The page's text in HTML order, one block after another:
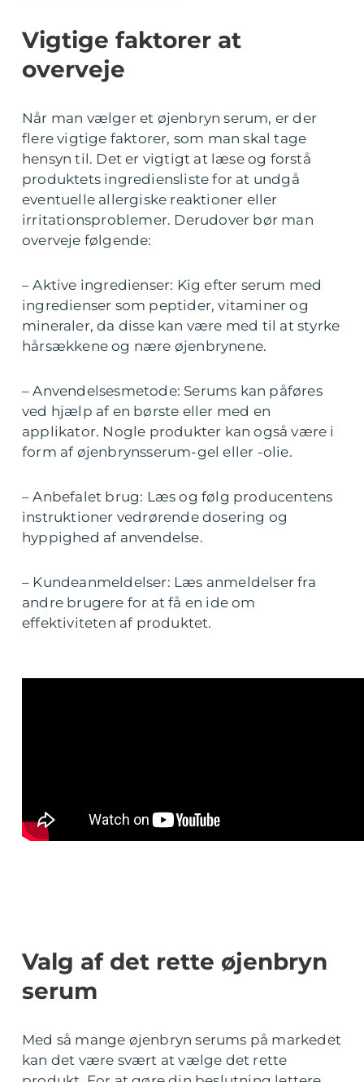
Vigtige faktorer at
overveje
Når man vælger et øjenbryn serum, er der
flere vigtige faktorer, som man skal tage
hensyn til. Det er vigtigt at læse og forstå
produktets ingrediensliste for at undgå
eventuelle allergiske reaktioner eller
irritationsproblemer. Derudover bør man
overveje følgende:
– Aktive ingredienser: Kig efter serum med
ingredienser som peptider, vitaminer og
mineraler, da disse kan være med til at styrke
hårsækkene og nære øjenbrynene.
– Anvendelsesmetode: Serums kan påføres
ved hjælp af en børste eller med en
applikator. Nogle produkter kan også være i
form af øjenbrynsserum-gel eller -olie.
– Anbefalet brug: Læs og følg producentens
instruktioner vedrørende dosering og
hyppighed af anvendelse.
– Kundeanmeldelser: Læs anmeldelser fra
andre brugere for at få en ide om
effektiviteten af produktet.
Valg af det rette øjenbryn
serum
Med så mange øjenbryn serums på markedet
kan det være svært at vælge det rette